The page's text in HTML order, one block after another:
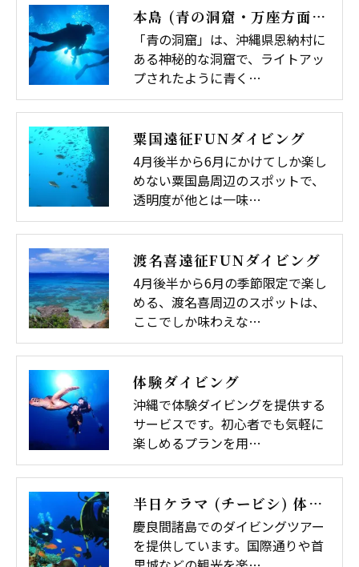
本島 (青の洞窟・万座方面) FUNダイビング
「青の洞窟」は、沖縄県恩納村に
ある神秘的な洞窟で、ライトアッ
プされたように青く…
粟国遠征FUNダイビング
4月後半から6月にかけてしか楽し
めない粟国島周辺のスポットで、
透明度が他とは一味…
渡名喜遠征FUNダイビング
4月後半から6月の季節限定で楽し
める、渡名喜周辺のスポットは、
ここでしか味わえな…
体験ダイビング
沖縄で体験ダイビングを提供する
サービスです。初心者でも気軽に
楽しめるプランを用…
半日ケラマ (チービシ) 体験ダイビング
慶良間諸島でのダイビングツアー
を提供しています。国際通りや首